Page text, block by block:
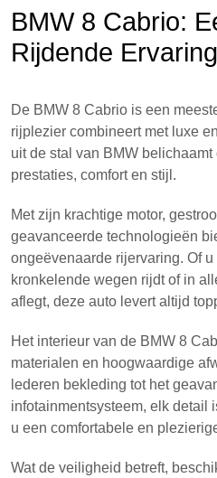
BMW 8 Cabrio:
Rijdende Ervaring
De BMW 8 Cabrio is een
rijplezier combineert met luxe
uit de stal van BMW belichaamt
prestaties, comfort en stijl.
Met zijn krachtige motor,
geavanceerde technologieën
ongeëvenaarde rijervaring. Of
kronkelende wegen rijdt of in
aflegt, deze auto levert altijd
Het interieur van de BMW 8
materialen en hoogwaardige
lederen bekleding tot het
infotainmentsysteem, elk detail
u een comfortabele en
Wat de veiligheid betreft,